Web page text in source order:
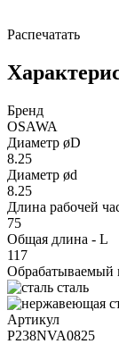
Распечатать
Бренд
OSAWA
Диаметр øD
8.25
Диаметр ød
8.25
Длина рабочей
75
Общая длина - L
117
Обрабатываемый
сталь
Артикул
P238NVA0825